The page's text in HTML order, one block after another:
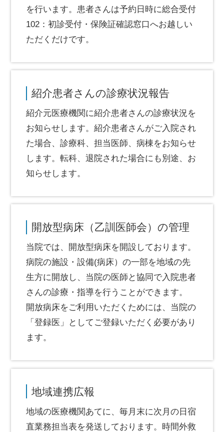
を行います。患者さんは予約日時に総合受付
102：初診受付・保険証確認窓口へお越しい
ただくだけです。
紹介患者さんの診療状況報告
紹介元医療機関に紹介患者さんの診療状況を
お知らせします。紹介患者さんがご入院され
た場合、診療科、担当医師、病棟をお知らせ
します。転科、退院された場合にも別途、お
知らせします。
開放型病床（乙訓医師会）の管理
当院では、開放型病床を開設しております。
病院の施設・設備(病床）の一部を地域の先
生方に開放し、当院の医師と協同で入院患者
さんの診療・指導を行うことができます。
開放病床をご利用いただくためには、当院の
「登録医」としてご登録いただく必要があり
ます。
地域連携広報
地域の医療機関あてに、毎月末に次月の日宿
直業務担当表を発送しております。時間外救